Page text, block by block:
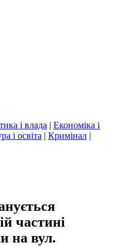
і влада | Економіка і
і освіта | Кримінал |
частині
на вул.